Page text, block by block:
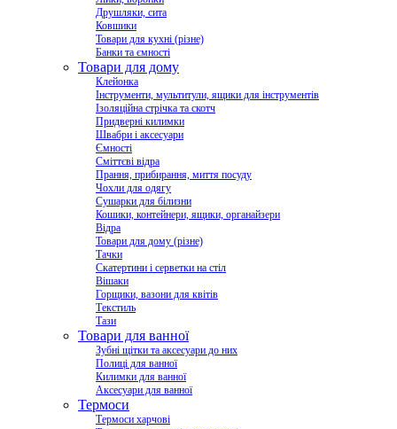
Друшляки, сита
Ковшики
Товари для кухні (різне)
Банки та ємності
Товари для дому
Клейонка
Інструменти, мультитули, ящики для інструментів
Ізоляційна стрічка та скотч
Придверні килимки
Швабри і аксесуари
Ємності
Сміттєві відра
Прання, прибирання, миття посуду
Чохли для одягу
Сушарки для білизни
Кошики, контейнери, ящики, органайзери
Відра
Товари для дому (різне)
Тачки
Скатертини і серветки на стіл
Вішаки
Горщики, вазони для квітів
Текстиль
Тази
Товари для ванної
Зубні щітки та аксесуари до них
Полиці для ванної
Килимки для ванної
Аксесуари для ванної
Термоси
Термоси харчові